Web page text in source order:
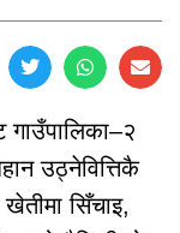
उठ्नेवित्तिकै
खेतीमा सिँचाइ,